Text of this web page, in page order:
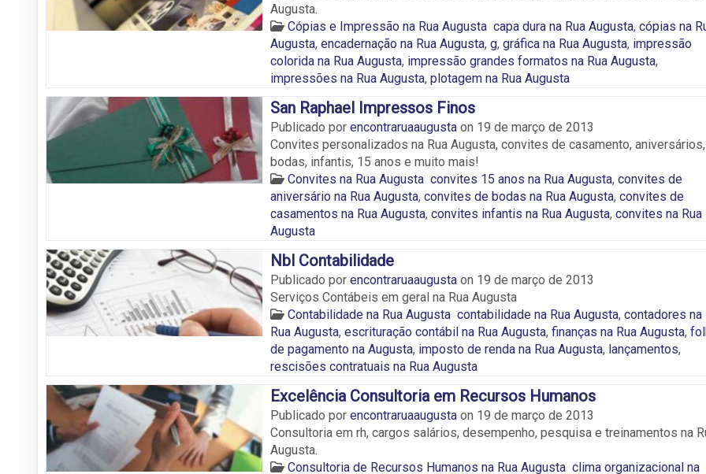
Augusta.
Cópias e Impressão na Rua Augusta capa dura na Rua Augusta, cópias na
Augusta, encadernação na Rua Augusta, g, gráfica na Rua Augusta, impressão
colorida na Rua Augusta, impressão grandes formatos na Rua Augusta,
impressões na Rua Augusta, plotagem na Rua Augusta
San Raphael Impressos Finos
Publicado por encontraruaaugusta on 19 de março de 2013
Convites personalizados na Rua Augusta, convites de casamento, aniversários,
bodas, infantis, 15 anos e muito mais!
Convites na Rua Augusta convites 15 anos na Rua Augusta, convites de
aniversário na Rua Augusta, convites de bodas na Rua Augusta, convites de
casamentos na Rua Augusta, convites infantis na Rua Augusta, convites na Rua
Augusta
Nbl Contabilidade
Publicado por encontraruaaugusta on 19 de março de 2013
Serviços Contábeis em geral na Rua Augusta
Contabilidade na Rua Augusta contabilidade na Rua Augusta, contadores na
Rua Augusta, escrituração contábil na Rua Augusta, finanças na Rua Augusta,
de pagamento na Augusta, imposto de renda na Rua Augusta, lançamentos,
rescisões contratuais na Rua Augusta
Excelência Consultoria em Recursos Humanos
Publicado por encontraruaaugusta on 19 de março de 2013
Consultoria em rh, cargos salários, desempenho, pesquisa e treinamentos na
Augusta.
Consultoria de Recursos Humanos na Rua Augusta clima organizacional na